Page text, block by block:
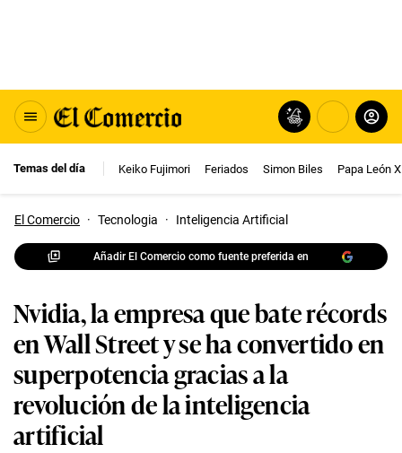
Temas del día Keiko Fujimori Feriados Simon Biles Papa León
El Comercio · Tecnologia · Inteligencia Artificial
Añadir El Comercio como fuente preferida en
Nvidia, la empresa que bate récords
en Wall Street y se ha convertido en
superpotencia gracias a la
revolución de la inteligencia
artificial